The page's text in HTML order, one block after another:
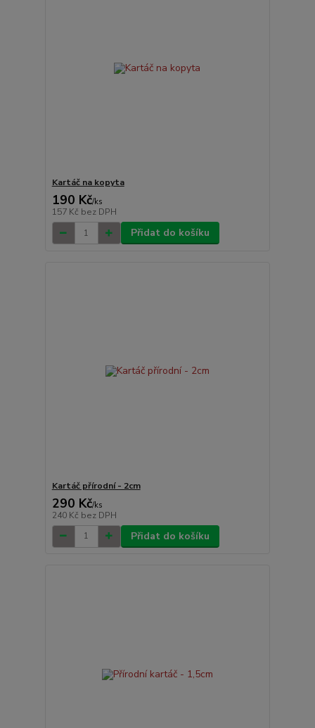
Kartáč na kopyta
190 Kč/ks
157 Kč bez DPH
Přidat do košíku
Kartáč přírodní - 2cm
290 Kč/ks
240 Kč bez DPH
Přidat do košíku